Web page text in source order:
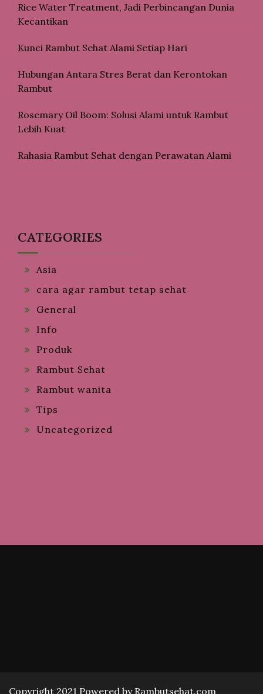
Rice Water Treatment, Jadi Perbincangan Dunia
Kecantikan
Kunci Rambut Sehat Alami Setiap Hari
Hubungan Antara Stres Berat dan Kerontokan
Rambut
Rosemary Oil Boom: Solusi Alami untuk Rambut
Lebih Kuat
Rahasia Rambut Sehat dengan Perawatan Alami
CATEGORIES
Asia
cara agar rambut tetap sehat
General
Info
Produk
Rambut Sehat
Rambut wanita
Tips
Uncategorized
Copyright 2021 Powered by Rambutsehat.com